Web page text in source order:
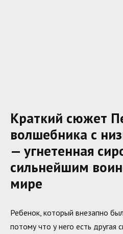
Краткий сюжет
волшебника с
— угнетенная
сильнейшим
мире
Ребенок, который внезапно
потому что у него есть другая